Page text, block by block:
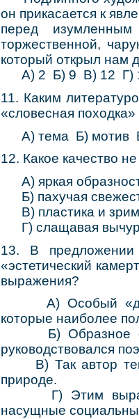
он прикасается к
перед
торжественной,
который открыл нам
А) 2 Б) 9 В) 12 Г)
11. Каким
«словесная
А) тема Б) мотив
12. Какое качество
A) яркая
Б) пахучая
В) пластика и
Г) слащавая
13. В предложении
«эстетический
выражения?
A) Особый
которые наиболее
Б) Образное
руководствовался
В) Так автор
природе.
Г) Этим
насущные